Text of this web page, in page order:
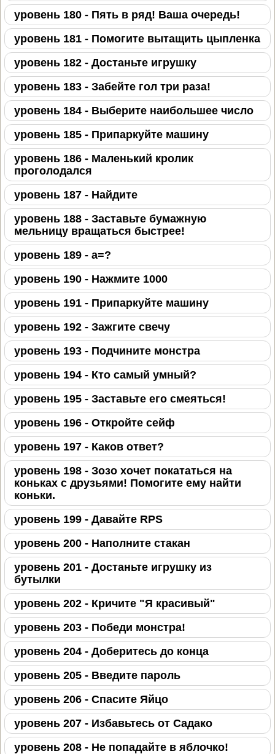
уровень 180 - Пять в ряд! Ваша очередь!
уровень 181 - Помогите вытащить цыпленка
уровень 182 - Достаньте игрушку
уровень 183 - Забейте гол три раза!
уровень 184 - Выберите наибольшее число
уровень 185 - Припаркуйте машину
уровень 186 - Маленький кролик
проголодался
уровень 187 - Найдите
уровень 188 - Заставьте бумажную
мельницу вращаться быстрее!
уровень 189 - а=?
уровень 190 - Нажмите 1000
уровень 191 - Припаркуйте машину
уровень 192 - Зажгите свечу
уровень 193 - Подчините монстра
уровень 194 - Кто самый умный?
уровень 195 - Заставьте его смеяться!
уровень 196 - Откройте сейф
уровень 197 - Каков ответ?
уровень 198 - Зозо хочет покататься на
коньках с друзьями! Помогите ему найти
коньки.
уровень 199 - Давайте RPS
уровень 200 - Наполните стакан
уровень 201 - Достаньте игрушку из
бутылки
уровень 202 - Кричите "Я красивый"
уровень 203 - Победи монстра!
уровень 204 - Доберитесь до конца
уровень 205 - Введите пароль
уровень 206 - Спасите Яйцо
уровень 207 - Избавьтесь от Садако
уровень 208 - Не попадайте в яблочко!